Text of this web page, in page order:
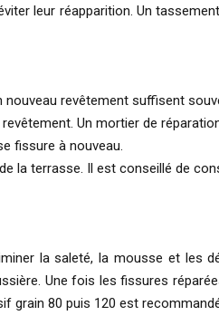
leur réapparition. Un
revêtement suffisent
Un mortier de
fissure à nouveau.
la terrasse. Il est conseillé de
la saleté, la mousse et les
Une fois les fissures
grain 80 puis 120 est